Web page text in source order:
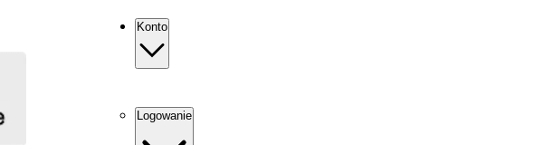
Konto
Logowanie